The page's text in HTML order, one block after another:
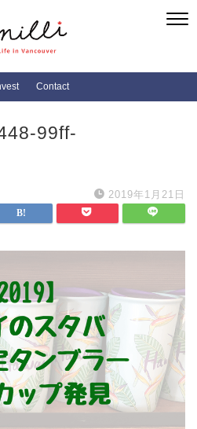
Contact
99ff-
2019年1月21日